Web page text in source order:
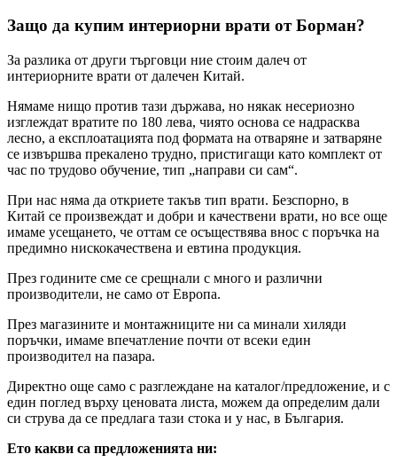
Защо да купим интериорни врати от Борман?
За разлика от други търговци ние стоим далеч от
интериорните врати от далечен Китай.
Нямаме нищо против тази държава, но някак несериозно
изглеждат вратите по 180 лева, чиято основа се надрасква
лесно, а експлоатацията под формата на отваряне и затваряне
се извършва прекалено трудно, пристигащи като комплект от
час по трудово обучение, тип „направи си сам“.
При нас няма да откриете такъв тип врати. Безспорно, в
Китай се произвеждат и добри и качествени врати, но все още
имаме усещането, че оттам се осъществява внос с поръчка на
предимно нискокачествена и евтина продукция.
През годините сме се срещнали с много и различни
производители, не само от Европа.
През магазините и монтажниците ни са минали хиляди
поръчки, имаме впечатление почти от всеки един
производител на пазара.
Директно още само с разглеждане на каталог/предложение, и с
един поглед върху ценовата листа, можем да определим дали
си струва да се предлага тази стока и у нас, в България.
Ето какви са предложенията ни: